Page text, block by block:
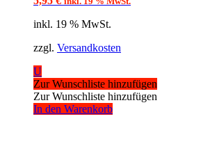
inkl. 19 % MwSt.
zzgl. Versandkosten
U
Zur Wunschliste hinzufügen
Zur Wunschliste hinzufügen
In den Warenkorb